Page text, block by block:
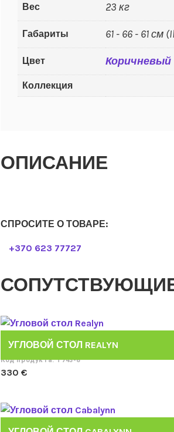
Вес 23 кг
Габариты 61 - 66 - 61 см
Цвет Коричневый
Коллекция
ОПИСАНИЕ
СПРОСИТЕ О ТОВАРЕ:
+370 623 77727
УГЛОВОЙ СТОЛ REALYN
Код продукта: T743-6
330 €